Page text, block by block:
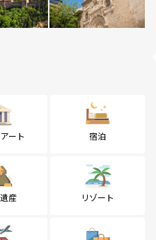
ート 宿泊
産 リゾート